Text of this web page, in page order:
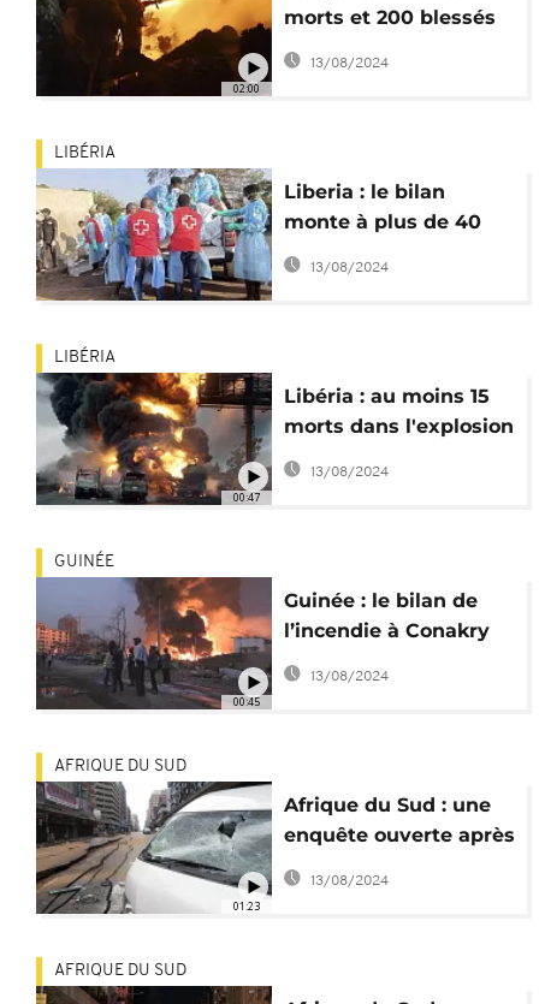
02:00
morts et 200 blessés
dans une explosion à
Nairobi
13/08/2024
LIBÉRIA
Liberia : le bilan
monte à plus de 40
morts dans l'explosion
du camion citerne
13/08/2024
00:47
LIBÉRIA
Libéria : au moins 15
morts dans l'explosion
d'un camion-citerne
13/08/2024
00:45
GUINÉE
Guinée : le bilan de
l’incendie à Conakry
passe à au moins 18
morts
13/08/2024
01:23
AFRIQUE DU SUD
Afrique du Sud : une
enquête ouverte après
une explosion à
13/08/2024
AFRIQUE DU SUD